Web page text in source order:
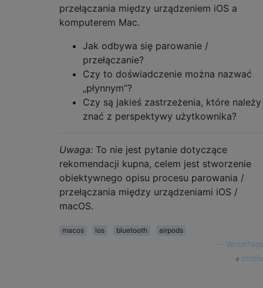
przełączania między urządzeniem iOS a
komputerem Mac.
Jak odbywa się parowanie /
przełączanie?
Czy to doświadczenie można nazwać
„płynnym”?
Czy są jakieś zastrzeżenia, które należy
znać z perspektywy użytkownika?
Uwaga: To nie jest pytanie dotyczące
rekomendacji kupna, celem jest stworzenie
obiektywnego opisu procesu parowania /
przełączania między urządzeniami iOS /
macOS.
macos ios bluetooth
airpods
Winterflags
źródło